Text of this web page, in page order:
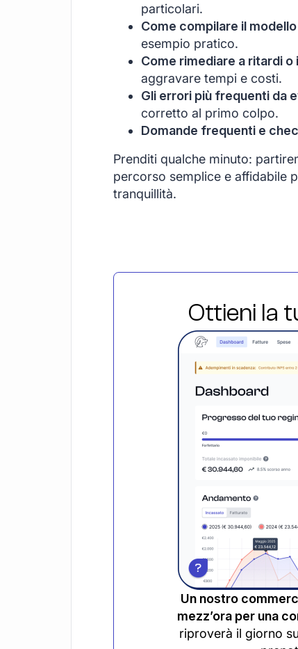
particolari.
Come compilare il
esempio pratico.
Come rimediare a ritardi
aggravare tempi e costi.
Gli errori più frequenti da
corretto al primo colpo.
Domande frequenti e
Prenditi qualche minuto:
percorso semplice e affidabile
tranquillità.
Ottieni la
Un nostro
mezz’ora per una
riproverà il giorno